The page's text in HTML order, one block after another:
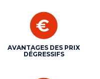
AVANTAGES DES PRIX
DÉGRESSIFS